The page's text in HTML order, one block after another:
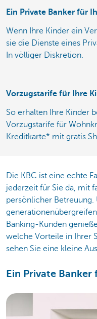
Ein Private Banker für
Wenn Ihre Kinder ein
sie die Dienste eines
In völliger Diskretion.
Vorzugstarife für Ihre
So erhalten Ihre Kinder
Vorzugstarife für
Kreditkarte* mit gratis
Die KBC ist eine echte
jederzeit für Sie da, mit
persönlicher Betreuung.
Banking-Kunden
welche Vorteile in Ihrer
sehen Sie eine kleine
Ein Private Banker